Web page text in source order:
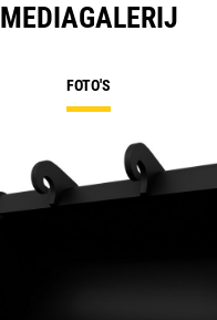
MEDIAGALERIJ
FOTO'S